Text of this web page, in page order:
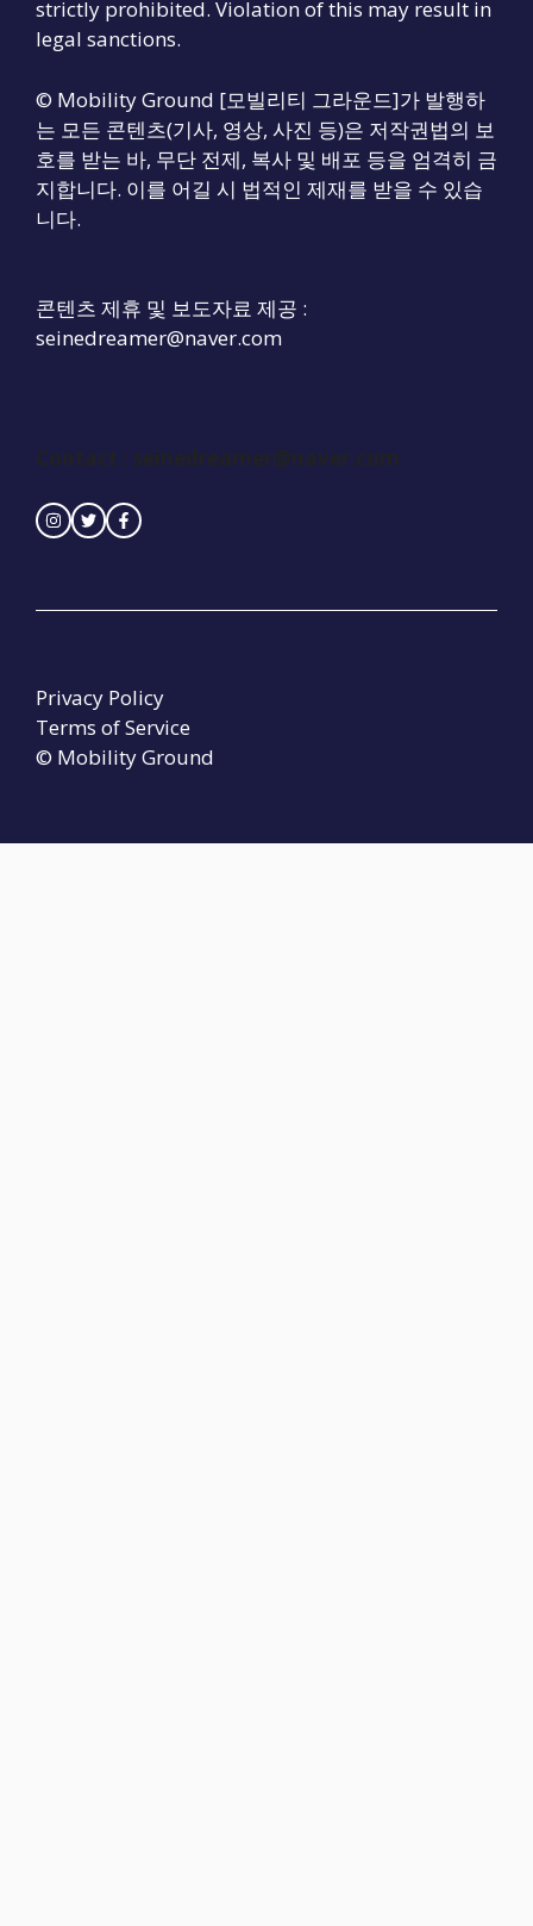
strictly prohibited. Violation of this may result in
legal sanctions.
© Mobility Ground [모빌리티 그라운드]가 발행하
는 모든 콘텐츠(기사, 영상, 사진 등)은 저작권법의 보
호를 받는 바, 무단 전제, 복사 및 배포 등을 엄격히 금
지합니다. 이를 어길 시 법적인 제재를 받을 수 있습
니다.
콘텐츠 제휴 및 보도자료 제공 :
seinedreamer@naver.com
Contact : seinedreamer@naver.com
© Mobility Ground
Privacy Policy
Terms of Service